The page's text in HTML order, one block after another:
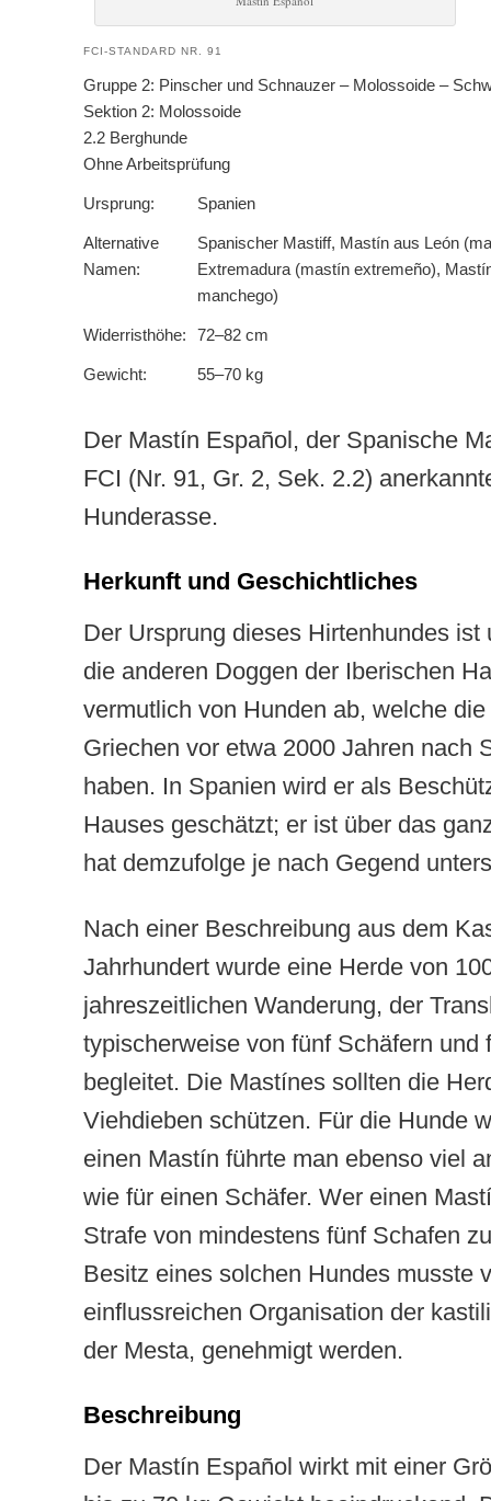
FCI-STANDARD NR. 91
Gruppe 2: Pinscher und Schnauzer – Molossoide –
Sektion 2: Molossoide
2.2 Berghunde
Ohne Arbeitsprüfung
Ursprung: Spanien
Alternative
Namen:
Spanischer Mastiff, Mastín aus León
Extremadura (mastín extremeño),
manchego)
Widerristhöhe: 72–82 cm
Gewicht: 55–70 kg
Der Mastín Español, der Spanische
FCI (Nr. 91, Gr. 2, Sek. 2.2)
Hunderasse.
Herkunft und Geschichtliches
Der Ursprung dieses Hirtenhundes ist
die anderen Doggen der Iberischen
vermutlich von Hunden ab, welche
Griechen vor etwa 2000 Jahren nach
haben. In Spanien wird er als
Hauses geschätzt; er ist über das
hat demzufolge je nach Gegend
Nach einer Beschreibung aus dem
Jahrhundert wurde eine Herde von
jahreszeitlichen Wanderung, der
typischerweise von fünf Schäfern und
begleitet. Die Mastínes sollten die
Viehdieben schützen. Für die Hunde
einen Mastín führte man ebenso viel
wie für einen Schäfer. Wer einen
Strafe von mindestens fünf Schafen
Besitz eines solchen Hundes musste
einflussreichen Organisation der
der Mesta, genehmigt werden.
Beschreibung
Der Mastín Español wirkt mit einer